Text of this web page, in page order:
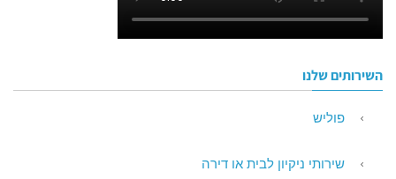
השירותים שלנו
פוליש
שירותי ניקיון לבית או דירה